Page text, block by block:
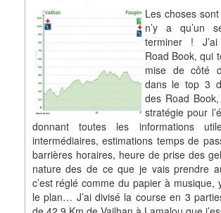
Les choses
n’y a qu’un
terminer !
Road Book, qui
mise de côté
dans le top 3
des Road
stratégie pour
donnant toutes les informations
intermédiaires, estimations temps de
barrières horaires, heure de prise des
nature des de ce que je vais prendre
c’est réglé comme du papier à musique,
le plan… J’ai divisé la course en 3